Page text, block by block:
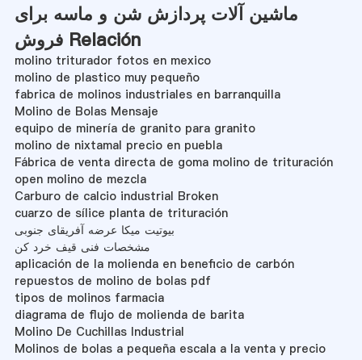
ماشین آلات پردازش شن و ماسه برای
فروش Relación
molino triturador fotos en mexico
molino de plastico muy pequeño
fabrica de molinos industriales en barranquilla
Molino de Bolas Mensaje
equipo de minería de granito para granito
molino de nixtamal precio en puebla
Fábrica de venta directa de goma molino de trituración
open molino de mezcla
Carburo de calcio industrial Broken
cuarzo de sílice planta de trituración
بیوتیت میکا عرضه آفریقای جنوبی
مشخصات فنی قیف خرد کن
aplicación de la molienda en beneficio de carbón
repuestos de molino de bolas pdf
tipos de molinos farmacia
diagrama de flujo de molienda de barita
Molino De Cuchillas Industrial
Molinos de bolas a pequeña escala a la venta y precio